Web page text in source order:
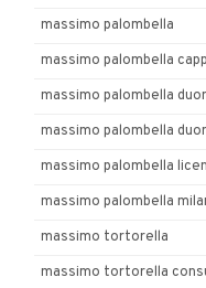
massimo palombella
massimo palombella
massimo palombella
massimo palombella
massimo palombella
massimo palombella
massimo tortorella
massimo tortorella